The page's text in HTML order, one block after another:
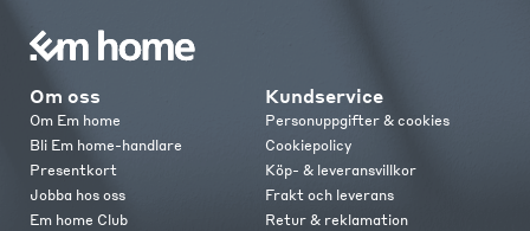
Om oss
Om Em home
Bli Em home-handlare
Presentkort
Jobba hos oss
Em home Club
Kundservice
Personuppgifter & cookies
Cookiepolicy
Köp- & leveransvillkor
Frakt och leverans
Retur & reklamation